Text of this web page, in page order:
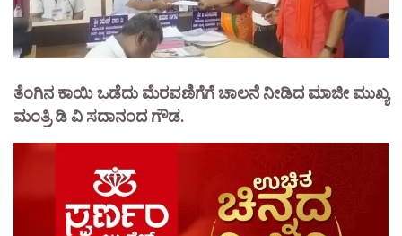
ತೆಂಗಿನ ಕಾಯಿ ಒಡೆದು ಮೆರವಣಿಗೆಗೆ ಚಾಲನೆ ನೀಡಿದ ಮಾಜೀ ಮುಖ್ಯ
ಮಂತ್ರಿ ಡಿ ವಿ ಸದಾನಂದ ಗೌಡ.